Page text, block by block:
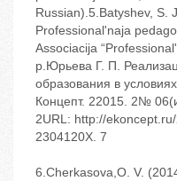
Russian).5.Batyshev, S.
Professional'naja
Associacija
p.Юрьева Г. П.
образования в
Концепт. 22015. 2№
2URL: http://
2304120X. 7
6.Cherkasova,O. V.